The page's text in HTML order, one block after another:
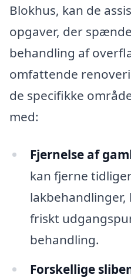
Blokhus, kan de
opgaver, der
behandling af
omfattende
de specifikke
med:
Fjernelse af
kan fjerne
friskt
behandling.
Forskellige